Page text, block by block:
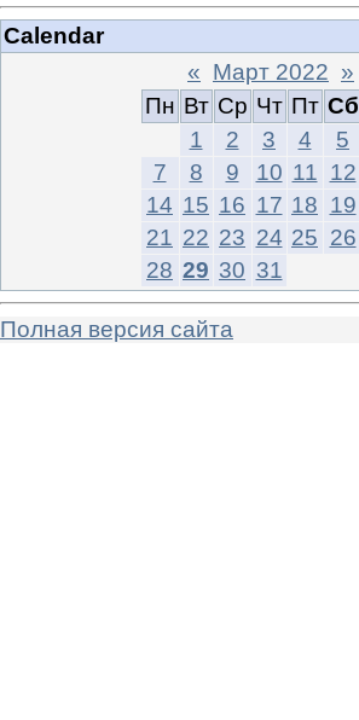
Calendar
« Март 2022 »
Пн Вт Ср Чт Пт Сб
1
2 3 4 5
7
8 9 10 11 12
14 15 16 17 18 19
21 22 23 24 25 26
28 29 30 31
Полная версия сайта